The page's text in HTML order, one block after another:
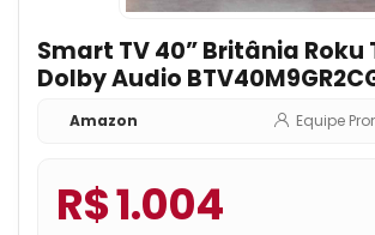
Smart TV 40” Britânia Roku
Dolby Audio
Amazon Equipe
R$ 1.004